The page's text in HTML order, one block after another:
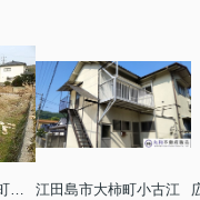
江田島市大柿町小古江